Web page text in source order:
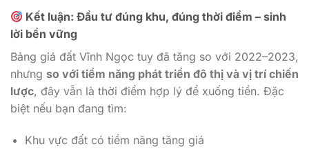
Kết luận: Đầu tư đúng khu, đúng thời điểm – sinh
lời bền vững
Bảng giá đất Vĩnh Ngọc tuy đã tăng so với 2022–2023,
nhưng so với tiềm năng phát triển đô thị và vị trí chiến
lược, đây vẫn là thời điểm hợp lý để xuống tiền. Đặc
biệt nếu bạn đang tìm:
Khu vực đất có tiềm năng tăng giá